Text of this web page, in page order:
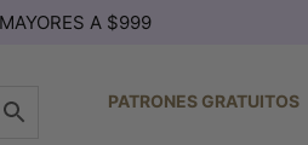
A $999
PATRONES GRATUITOS